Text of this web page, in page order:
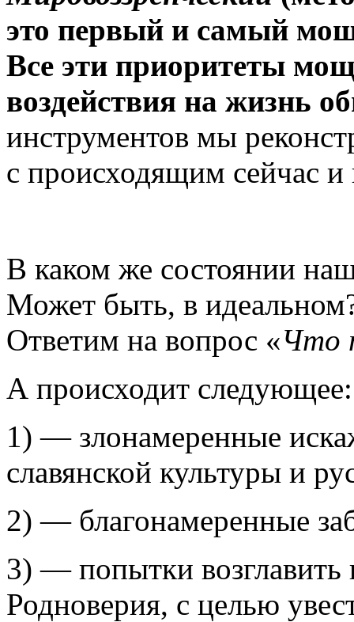
это первый и самый
Все эти приоритеты
воздействия на жизнь
инструментов мы
с происходящим сейчас
В каком же состоянии
Может быть, в
Ответим на вопрос «Что
А происходит следующее:
1) — злонамеренные
славянской культуры и
2) — благонамеренные
3) — попытки возглавить
Родноверия, с целью